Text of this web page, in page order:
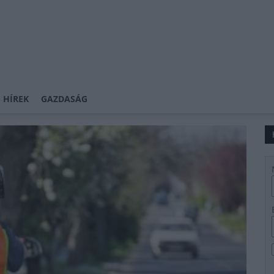
HÍREK GAZDASÁG